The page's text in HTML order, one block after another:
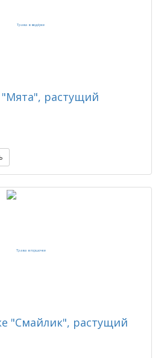
растущий
"Смайлик", растущий